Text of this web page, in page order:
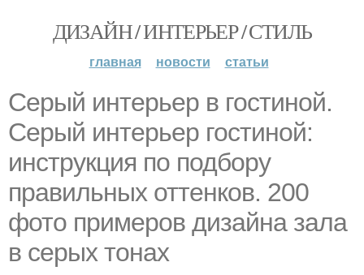
ДИЗАЙН / ИНТЕРЬЕР / СТИЛЬ
главная новости статьи
Серый интерьер в гостиной.
Серый интерьер гостиной:
инструкция по подбору
правильных оттенков. 200
фото примеров дизайна зала
в серых тонах